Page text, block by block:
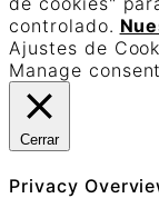
controlado.
Ajustes de
Manage consent
Cerrar
Privacy